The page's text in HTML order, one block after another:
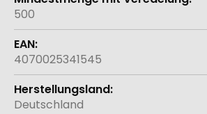
500
4070025341545
Deutschland